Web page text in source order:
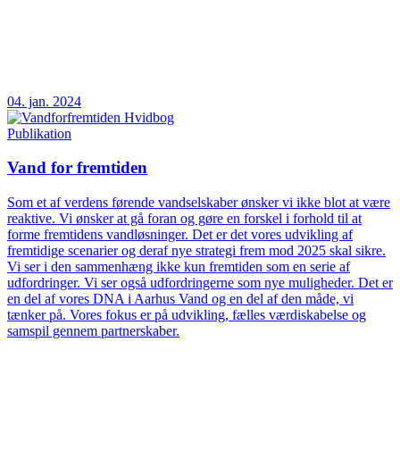
04. jan. 2024
Publikation
Vand for fremtiden
Som et af verdens førende vandselskaber ønsker vi ikke blot at være
reaktive. Vi ønsker at gå foran og gøre en forskel i forhold til at
forme fremtidens vandløsninger. Det er det vores udvikling af
fremtidige scenarier og deraf nye strategi frem mod 2025 skal sikre.
Vi ser i den sammenhæng ikke kun fremtiden som en serie af
udfordringer. Vi ser også udfordringerne som nye muligheder. Det er
en del af vores DNA i Aarhus Vand og en del af den måde, vi
tænker på. Vores fokus er på udvikling, fælles værdiskabelse og
samspil gennem partnerskaber.